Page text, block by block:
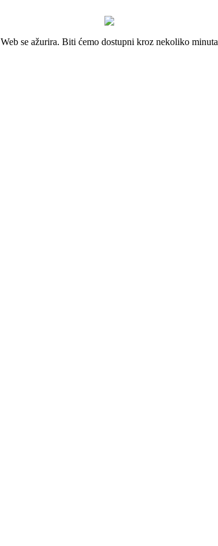
Web se ažurira. Biti ćemo dostupni kroz nekoliko minuta